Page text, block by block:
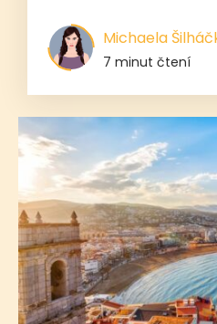
Michaela
7 minut čtení